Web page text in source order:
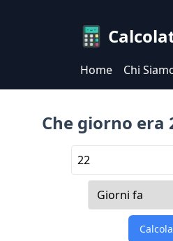
Home Chi
Che giorno era
Calcola